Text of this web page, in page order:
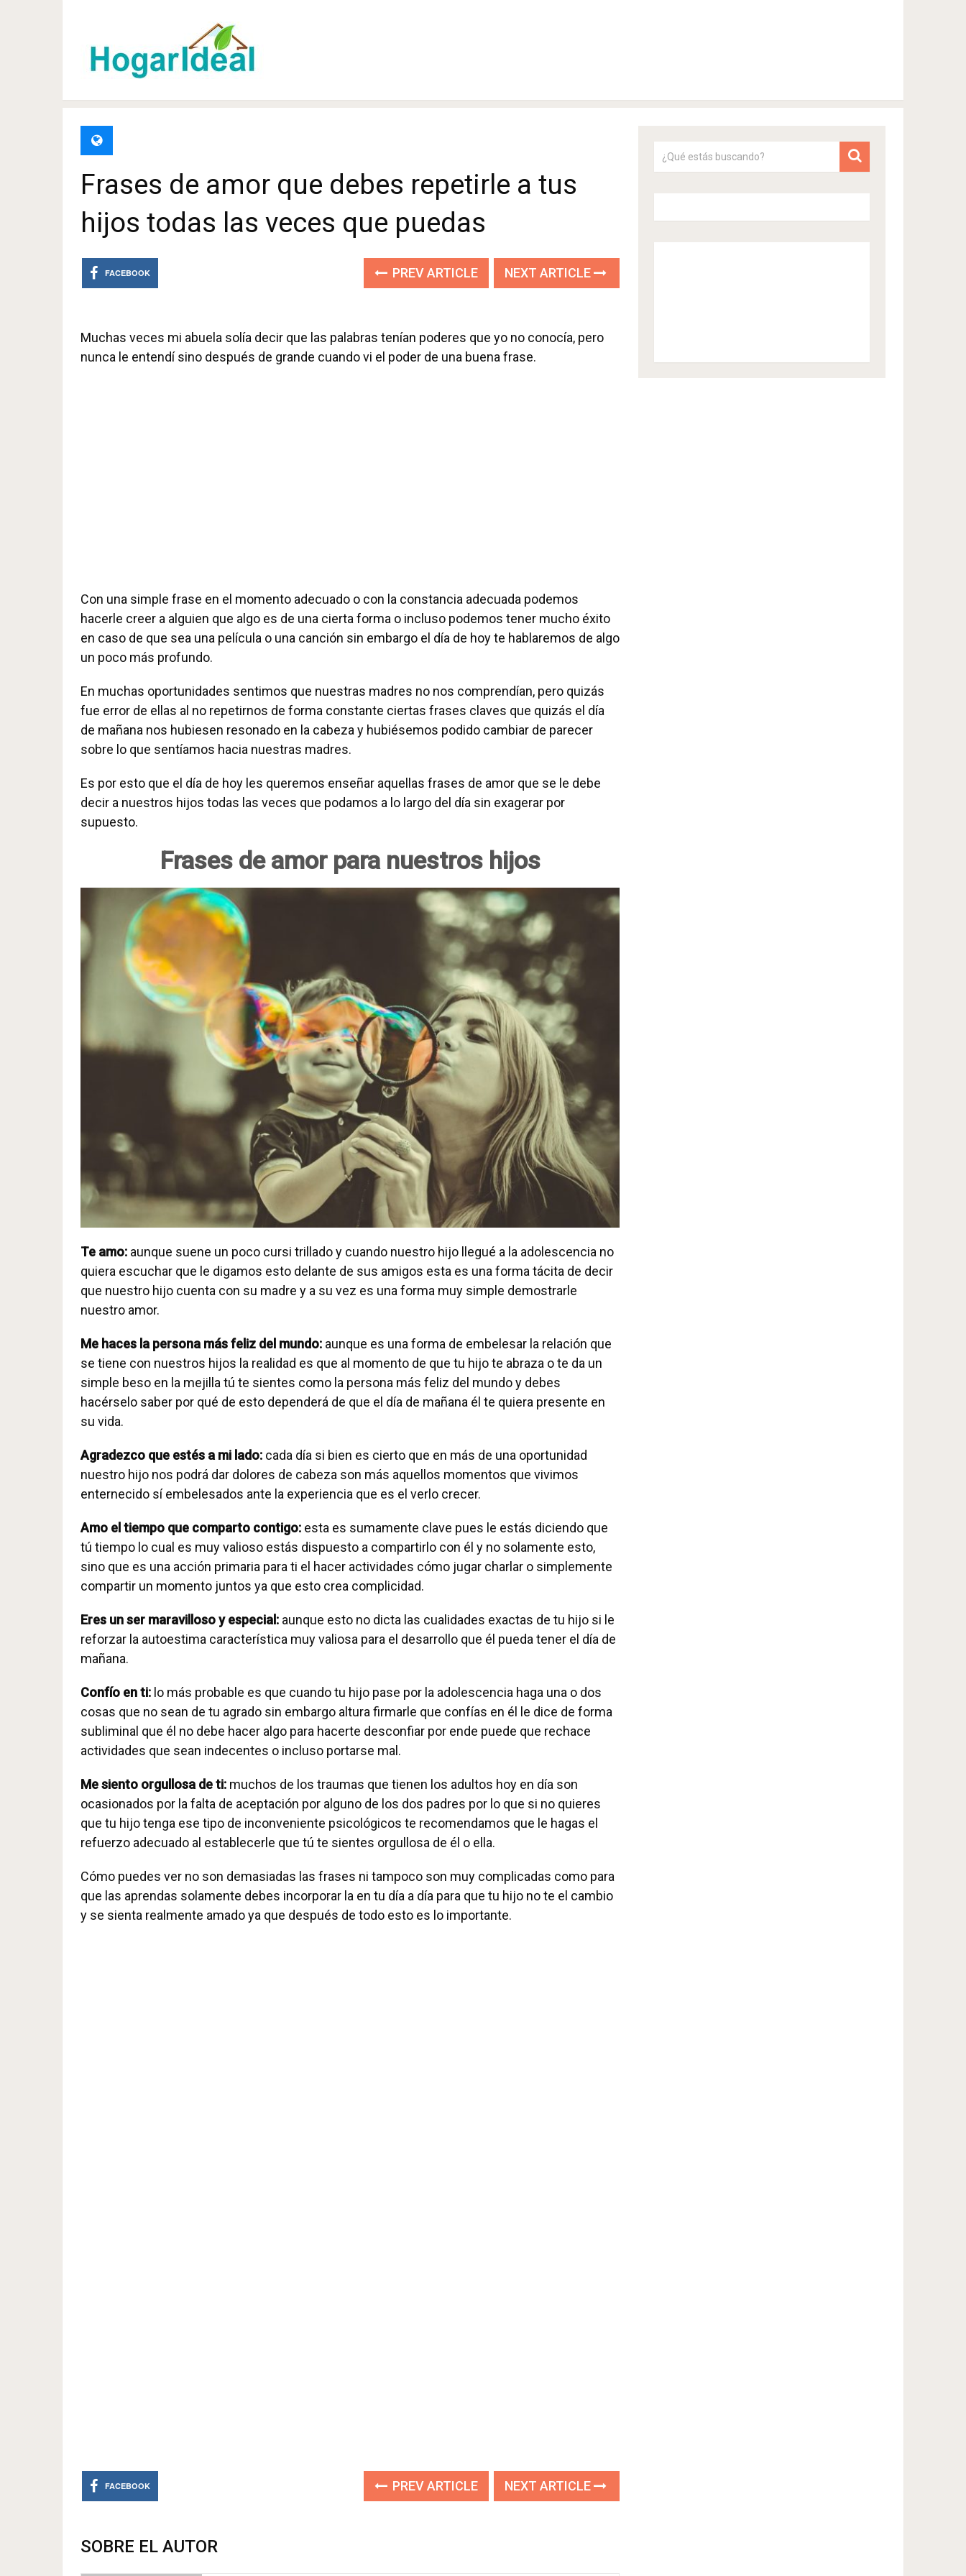
Frases de amor que debes repetirle a tus
hijos todas las veces que puedas
FACEBOOK PREV ARTICLE NEXT ARTICLE
Muchas veces mi abuela solía decir que las palabras tenían poderes que yo no conocía, pero
nunca le entendí sino después de grande cuando vi el poder de una buena frase.
Con una simple frase en el momento adecuado o con la constancia adecuada podemos
hacerle creer a alguien que algo es de una cierta forma o incluso podemos tener mucho éxito
en caso de que sea una película o una canción sin embargo el día de hoy te hablaremos de algo
un poco más profundo.
En muchas oportunidades sentimos que nuestras madres no nos comprendían, pero quizás
fue error de ellas al no repetirnos de forma constante ciertas frases claves que quizás el día
de mañana nos hubiesen resonado en la cabeza y hubiésemos podido cambiar de parecer
sobre lo que sentíamos hacia nuestras madres.
Es por esto que el día de hoy les queremos enseñar aquellas frases de amor que se le debe
decir a nuestros hijos todas las veces que podamos a lo largo del día sin exagerar por
supuesto.
Frases de amor para nuestros hijos
Te amo: aunque suene un poco cursi trillado y cuando nuestro hijo llegué a la adolescencia no
quiera escuchar que le digamos esto delante de sus amigos esta es una forma tácita de decir
que nuestro hijo cuenta con su madre y a su vez es una forma muy simple demostrarle
nuestro amor.
Me haces la persona más feliz del mundo: aunque es una forma de embelesar la relación que
se tiene con nuestros hijos la realidad es que al momento de que tu hijo te abraza o te da un
simple beso en la mejilla tú te sientes como la persona más feliz del mundo y debes
hacérselo saber por qué de esto dependerá de que el día de mañana él te quiera presente en
su vida.
Agradezco que estés a mi lado: cada día si bien es cierto que en más de una oportunidad
nuestro hijo nos podrá dar dolores de cabeza son más aquellos momentos que vivimos
enternecido sí embelesados ante la experiencia que es el verlo crecer.
Amo el tiempo que comparto contigo: esta es sumamente clave pues le estás diciendo que
tú tiempo lo cual es muy valioso estás dispuesto a compartirlo con él y no solamente esto,
sino que es una acción primaria para ti el hacer actividades cómo jugar charlar o simplemente
compartir un momento juntos ya que esto crea complicidad.
Eres un ser maravilloso y especial: aunque esto no dicta las cualidades exactas de tu hijo si le
reforzar la autoestima característica muy valiosa para el desarrollo que él pueda tener el día de
mañana.
Confío en ti: lo más probable es que cuando tu hijo pase por la adolescencia haga una o dos
cosas que no sean de tu agrado sin embargo altura firmarle que confías en él le dice de forma
subliminal que él no debe hacer algo para hacerte desconfiar por ende puede que rechace
actividades que sean indecentes o incluso portarse mal.
Me siento orgullosa de ti: muchos de los traumas que tienen los adultos hoy en día son
ocasionados por la falta de aceptación por alguno de los dos padres por lo que si no quieres
que tu hijo tenga ese tipo de inconveniente psicológicos te recomendamos que le hagas el
refuerzo adecuado al establecerle que tú te sientes orgullosa de él o ella.
Cómo puedes ver no son demasiadas las frases ni tampoco son muy complicadas como para
que las aprendas solamente debes incorporar la en tu día a día para que tu hijo no te el cambio
y se sienta realmente amado ya que después de todo esto es lo importante.
FACEBOOK PREV ARTICLE NEXT ARTICLE
SOBRE EL AUTOR